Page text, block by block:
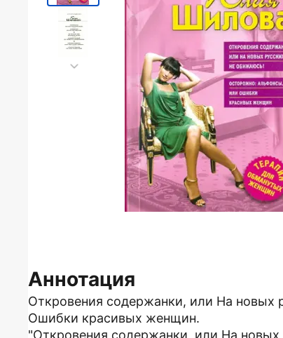
Аннотация
Откровения содержанки, или На
Ошибки красивых женщин.
"Откровения содержанки, или На